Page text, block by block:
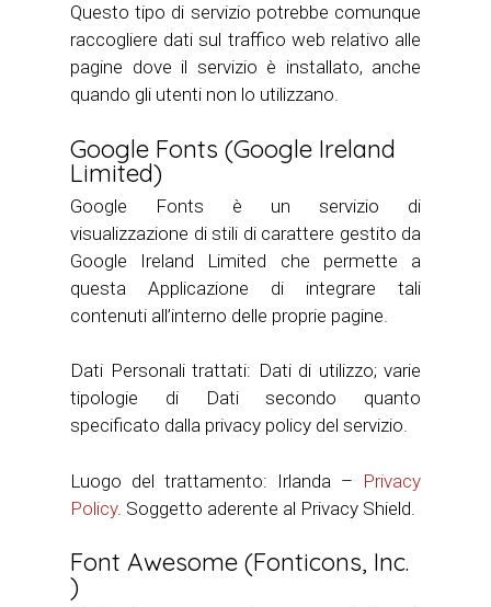
Questo tipo di servizio potrebbe comunque
raccogliere dati sul traffico web relativo alle
pagine dove il servizio è installato, anche
quando gli utenti non lo utilizzano.
Google Fonts (Google Ireland
Limited)
Google Fonts è un servizio di
visualizzazione di stili di carattere gestito da
Google Ireland Limited che permette a
questa Applicazione di integrare tali
contenuti all’interno delle proprie pagine.
Dati Personali trattati: Dati di utilizzo; varie
tipologie di Dati secondo quanto
specificato dalla privacy policy del servizio.
Luogo del trattamento: Irlanda – Privacy
Policy. Soggetto aderente al Privacy Shield.
Font Awesome (Fonticons, Inc.
)